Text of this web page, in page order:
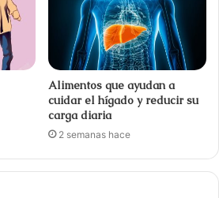
Alimentos que ayudan a
cuidar el hígado y reducir su
carga diaria
2 semanas hace